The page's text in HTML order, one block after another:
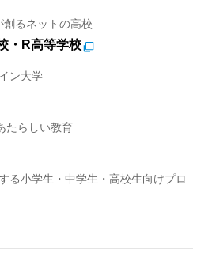
創るネットの高校
・R高等学校
ン大学
たらしい教育
る小学生・中学生・高校生向けプロ